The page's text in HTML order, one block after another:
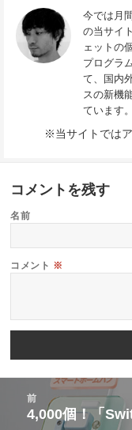
今では月
の当サイ
ェットの
プログラ
て、国内
スの新機
ています。
※当サイトでは
コメントを残す
名前
コメント ※
前
前
4,000個！「